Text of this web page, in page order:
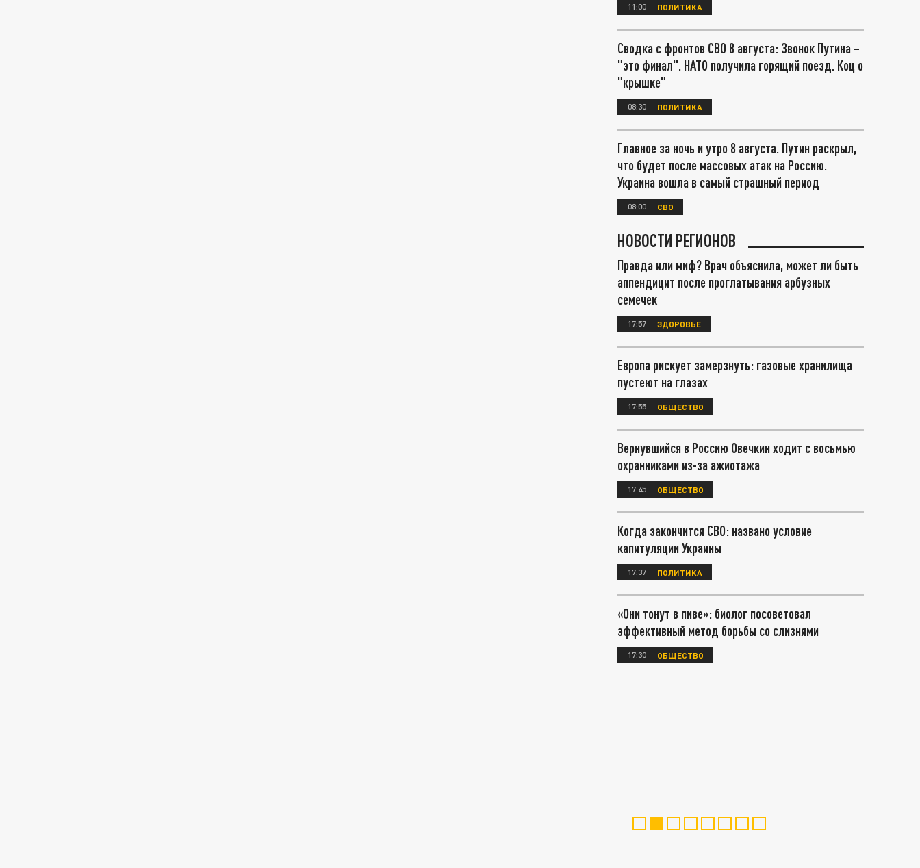
11:00 ПОЛИТИКА
Сводка с фронтов СВО 8 августа: Звонок Путина –
"это финал". НАТО получила горящий поезд. Коц о
"крышке"
08:30 ПОЛИТИКА
Главное за ночь и утро 8 августа. Путин раскрыл,
что будет после массовых атак на Россию.
Украина вошла в самый страшный период
08:00 СВО
НОВОСТИ РЕГИОНОВ
Правда или миф? Врач объяснила, может ли быть
аппендицит после проглатывания арбузных
семечек
17:57 ЗДОРОВЬЕ
Европа рискует замерзнуть: газовые хранилища
пустеют на глазах
17:55 ОБЩЕСТВО
Вернувшийся в Россию Овечкин ходит с восьмью
охранниками из-за ажиотажа
17:45 ОБЩЕСТВО
Когда закончится СВО: названо условие
капитуляции Украины
17:37 ПОЛИТИКА
«Они тонут в пиве»: биолог посоветовал
эффективный метод борьбы со слизнями
17:30 ОБЩЕСТВО